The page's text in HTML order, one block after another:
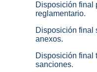
Disposición final
reglamentario.
Disposición final
anexos.
Disposición final
sanciones.